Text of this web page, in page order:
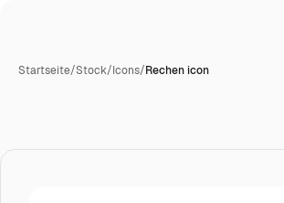
Startseite/Stock/Icons/Rechen icon